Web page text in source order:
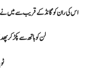
اس کی ران کو گانڈ کے قریب سے میں نے
لن کو ہاتھ سے پکڑ کر